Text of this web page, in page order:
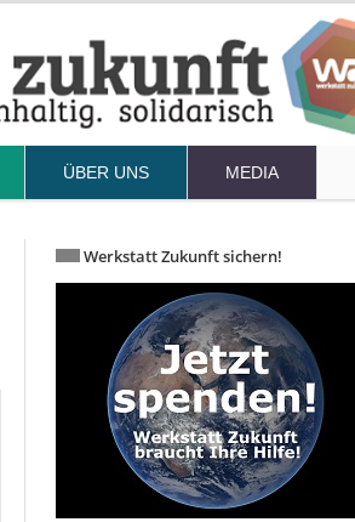
ÜBER UNS MEDIA
Werkstatt Zukunft sichern!